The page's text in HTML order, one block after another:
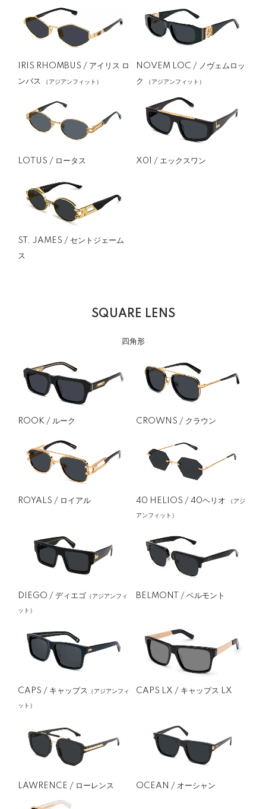
IRIS RHOMBUS / アイリス ロ
ンバス
（アジアンフィット）
NOVEM LOC / ノヴェムロッ
ク
（アジアンフィット）
LOTUS / ロータス X01 / エックスワン
ST. JAMES / セントジェーム
ス
SQUARE LENS
四角形
ROOK / ルーク CROWNS / クラウン
ROYALS / ロイアル 40 HELIOS / 40ヘリオ （アジ
アンフィット）
DIEGO / ディエゴ （アジアンフィ
ット）
BELMONT / ベルモント
CAPS / キャップス （アジアンフィ
ット）
CAPS LX / キャップス LX
LAWRENCE / ローレンス OCEAN / オーシャン